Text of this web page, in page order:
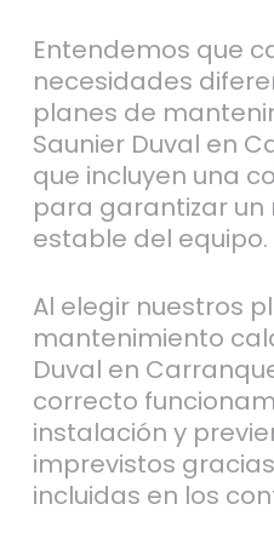
Entendemos que
necesidades
planes de
Saunier Duval en
que incluyen una
para garantizar un
estable del equipo.
Al elegir nuestros
mantenimiento
Duval en
correcto
instalación y
imprevistos
incluidas en los